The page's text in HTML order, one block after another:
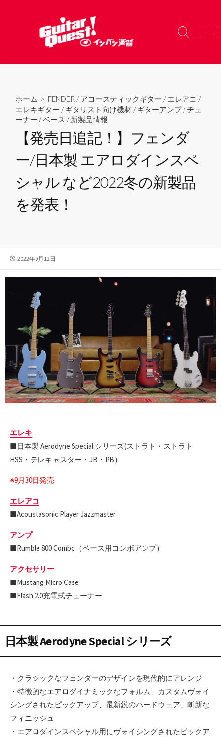
へ
検
り
メ
ー
ホーム > FENDER /アコースティックギター /エレアコ /
エレキギター /ギタリスト向け機材 /ギターアンプ/チュ
ーナー /ベース /新製品情報
【発売日追記！】フェンダ
ー/日本製 エアロダインスペ
シャル など2022冬の新製品
を発表！
公
日
2022年9月12日
エレキ
■日本製 Aerodyne Special シリーズ(ストラト・ストラト
HSS・テレキャスター・JB・PB）
※9月30日発売
エレアコ
■Acoustasonic Player Jazzmaster
アンプ
■Rumble 800 Combo（ベース用コンボアンプ）
アクセサリー
■Mustang Micro Case
■Flash 2.0充電式チューナー
日本製 Aerodyne Special シリーズ
・クラシックなフェンダーのデザインを現代的にアレンジ
・特徴的なエアロダイナミックなフォルム、カスタムヴォイ
シングされたピックアップ、最新鋭のハードウェア、斬新な
フィニッシュ
・エアロダインスペシャル用にヴォイシングされたピックア